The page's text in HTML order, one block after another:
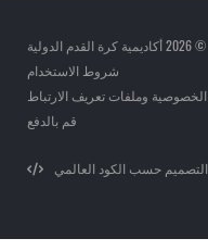
شروط الاستخدام
الخصوصية وملفات تعريف الارتباط
قم بالدفع
التصميم حسب الكود العالمي